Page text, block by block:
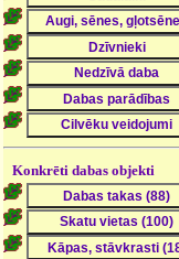
Konkrēti dabas objekti